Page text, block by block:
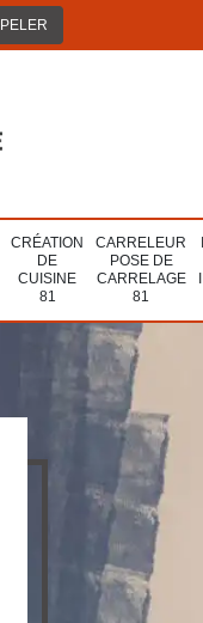
CRÉATION
DE
CUISINE
81
CARRELEUR
POSE DE
CARRELAGE
81